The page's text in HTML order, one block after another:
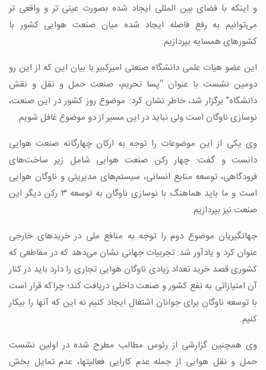
و اینکه با فضای بین المللی ایجاد شده بصورت عینی تر و واقعی تر
می‌توانیم به رفع فاصله ایجاد شده میان صنعت هوایی کشور با
کشورهای همسایه بپردازیم.
این عضو هیات علمی دانشگاه صنعتی امیرکبیر با بیان این که از این رو
دومین نشست با عنوان “پسا تحریم، صنعت حمل و نقل و نقش
دانشگاه” برگزار شد، خاطر نشان کرد: موضوع روز کشور در این صنعت،
نوسازی ناوگان است ولی نباید در این مسیر از دو موضوع غافل شویم.
وی یکی از این موضوعات را توجه به ارکان چهارگانه صنعت هوایی
دانست و گفت: چهار رکن صنعت هوایی شامل زیر ساخت‌های
فرودگاهی، توسعه منابع انسانی، سیستم‌های مدیریتی و ناوگان هوایی
است و ما باید هماهنگ با نوسازی ناوگان به توسعه ۳ رکن دیگر این
صنعت نیز بپردازیم.
جهانگیریان موضوع دوم را توجه به منافع ملی در خریدهای خارجی
عنوان کرد و یادآور شد: تجربیات جهانی نشان می‌دهد که در مقاطعی که
کشوری قصد خرید تعداد زیادی ناوگان هوایی تجاری را دارد باید در کنار
آن امتیازاتی به نفع کشور و صنعت داخلی دریافت کند؛ چراکه قرار است
با توسعه ناوگان برای جوانان اشتغال ایجاد کنیم نه این که آنها را بیکار
کنیم.
وی همچنین گزارشی از رئوس مطالب مطرح شده در اولین نشست
حمل و نقل هوایی از جمله عدم کارایی فعالیتها، عدم تمایل بخش